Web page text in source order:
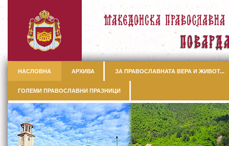
НАСЛОВНА АРХИВА ЗА ПРАВОСЛАВНАТА ВЕРА И ЖИВОТ...
ГОЛЕМИ ПРАВОСЛАВНИ ПРАЗНИЦИ